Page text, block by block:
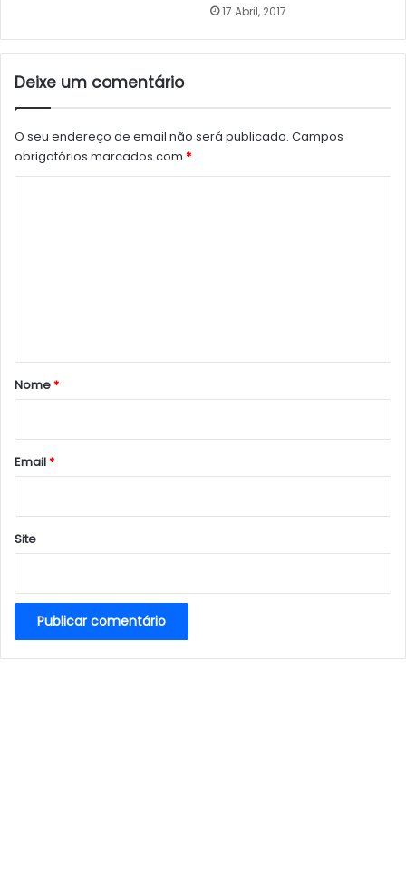
17 Abril, 2017
Deixe um comentário
O seu endereço de email não será publicado. Campos
obrigatórios marcados com *
r
*
Nome*
Email*
Site